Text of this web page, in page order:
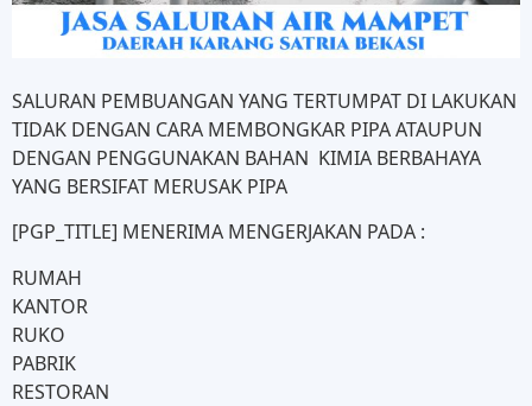
SALURAN PEMBUANGAN YANG TERTUMPAT DI LAKUKAN
TIDAK DENGAN CARA MEMBONGKAR PIPA ATAUPUN
DENGAN PENGGUNAKAN BAHAN KIMIA BERBAHAYA
YANG BERSIFAT MERUSAK PIPA
[PGP_TITLE] MENERIMA MENGERJAKAN PADA :
RUMAH
KANTOR
RUKO
PABRIK
RESTORAN